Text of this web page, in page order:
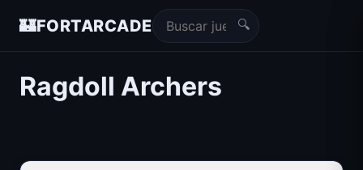
🏰FORTARCADE 🔍
Ragdoll Archers